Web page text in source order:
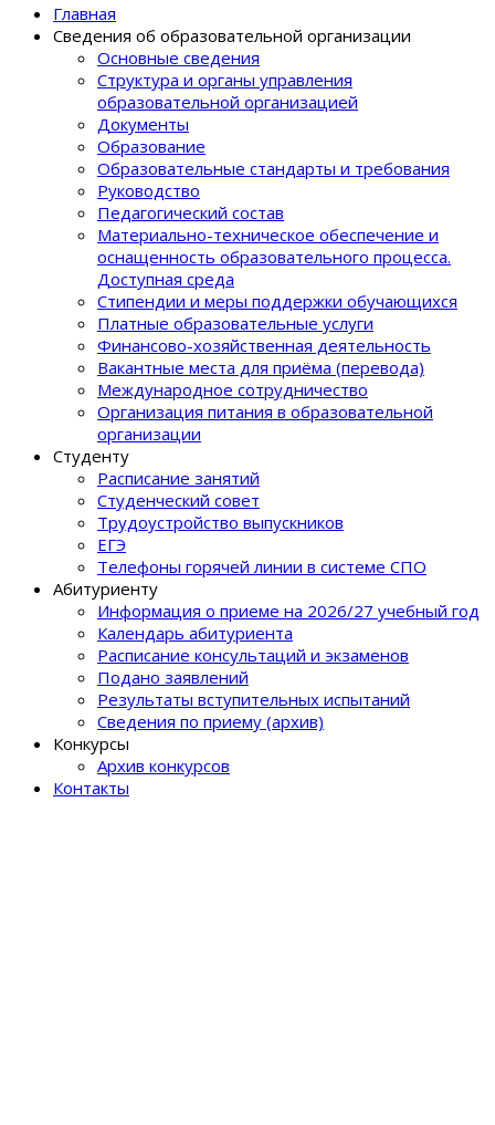
Главная
Сведения об образовательной организации
Основные сведения
Структура и органы управления
образовательной организацией
Документы
Образование
Образовательные стандарты и требования
Руководство
Педагогический состав
Материально-техническое обеспечение и
оснащенность образовательного процеcса.
Доступная среда
Стипендии и меры поддержки обучающихся
Платные образовательные услуги
Финансово-хозяйственная деятельность
Вакантные места для приёма (перевода)
Международное сотрудничество
Организация питания в образовательной
организации
Студенту
Расписание занятий
Студенческий совет
Трудоустройство выпускников
ЕГЭ
Телефоны горячей линии в системе СПО
Абитуриенту
Информация о приеме на 2026/27 учебный год
Календарь абитуриента
Расписание консультаций и экзаменов
Подано заявлений
Результаты вступительных испытаний
Сведения по приему (архив)
Конкурсы
Архив конкурсов
Контакты